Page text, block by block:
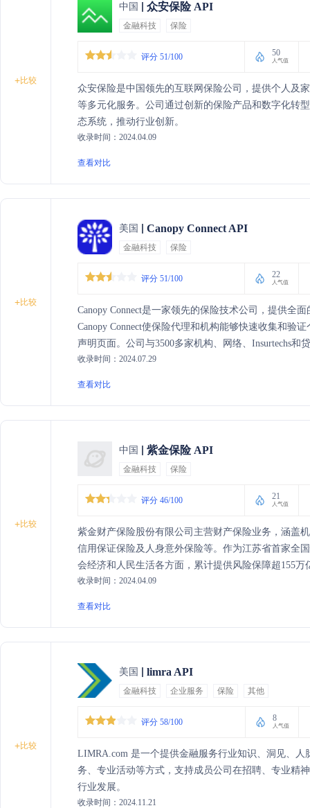
+比较
中国 众安保险 API
金融科技 保险
评分 51/100 50
人气值
众安保险是中国领先的互联网保险公司，提供个人及
等多元化服务。公司通过创新的保险产品和数字化转
态系统，推动行业创新。
收录时间：2024.04.09
查看对比
+比较
美国 Canopy Connect API
金融科技 保险
评分 51/100 22
人气值
Canopy Connect是一家领先的保险技术公司，提供全
Canopy Connect使保险代理和机构能够快速收集和验
声明页面。公司与3500多家机构、网络、Insurtechs和
Blend Insurance等建立了合作伙伴关系。Canopy
收录时间：2024.07.29
查看对比
+比较
中国 紫金保险 API
金融科技 保险
评分 46/100 21
人气值
紫金财产保险股份有限公司主营财产保险业务，涵盖
信用保证保险及人身意外保险等。作为江苏省首家全
会经济和人民生活各方面，累计提供风险保障超155
收录时间：2024.04.09
查看对比
+比较
美国 limra API
金融科技 企业服务 保险 其他
评分 58/100 8
人气值
LIMRA.com 是一个提供金融服务行业知识、洞见、
务、专业活动等方式，支持成员公司在招聘、专业精
行业发展。
收录时间：2024.11.21